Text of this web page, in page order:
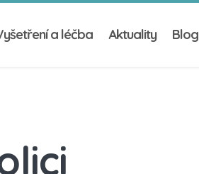
a léčba Aktuality Blog